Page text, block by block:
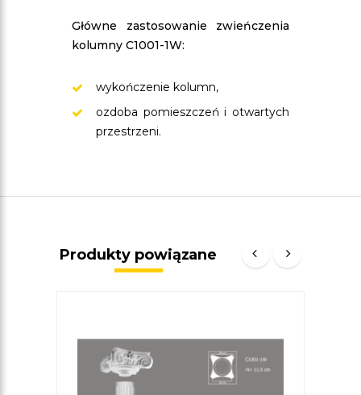
Główne zastosowanie zwieńczenia
kolumny C1001-1W:
wykończenie kolumn,
ozdoba pomieszczeń i otwartych
przestrzeni.
Produkty powiązane